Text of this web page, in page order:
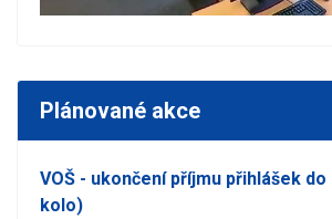
Plánované akce
VOŠ - ukončení příjmu přihlášek do
kolo)